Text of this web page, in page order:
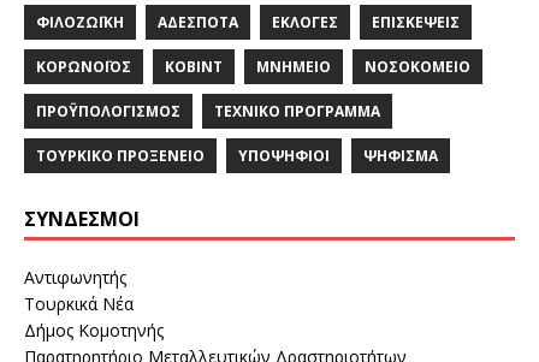
ΦΙΛΟΖΩΪΚΉ ΑΔΈΣΠΟΤΑ ΕΚΛΟΓΈΣ ΕΠΙΣΚΈΨΕΙΣ
ΚΟΡΩΝΟΪΌΣ ΚΌΒΙΝΤ ΜΝΗΜΕΊΟ ΝΟΣΟΚΟΜΕΊΟ
ΠΡΟΫΠΟΛΟΓΙΣΜΌΣ ΤΕΧΝΙΚΌ ΠΡΌΓΡΑΜΜΑ
ΤΟΥΡΚΙΚΌ ΠΡΟΞΕΝΕΊΟ ΥΠΟΨΉΦΙΟΙ ΨΉΦΙΣΜΑ
ΣΎΝΔΕΣΜΟΙ
Αντιφωνητής
Τουρκικά Νέα
Δήμος Κομοτηνής
Παρατηρητήριο Μεταλλευτικών Δραστηριοτήτων